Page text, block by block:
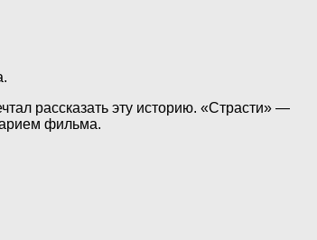
рассказать эту историю. «Страсти» —
фильма.